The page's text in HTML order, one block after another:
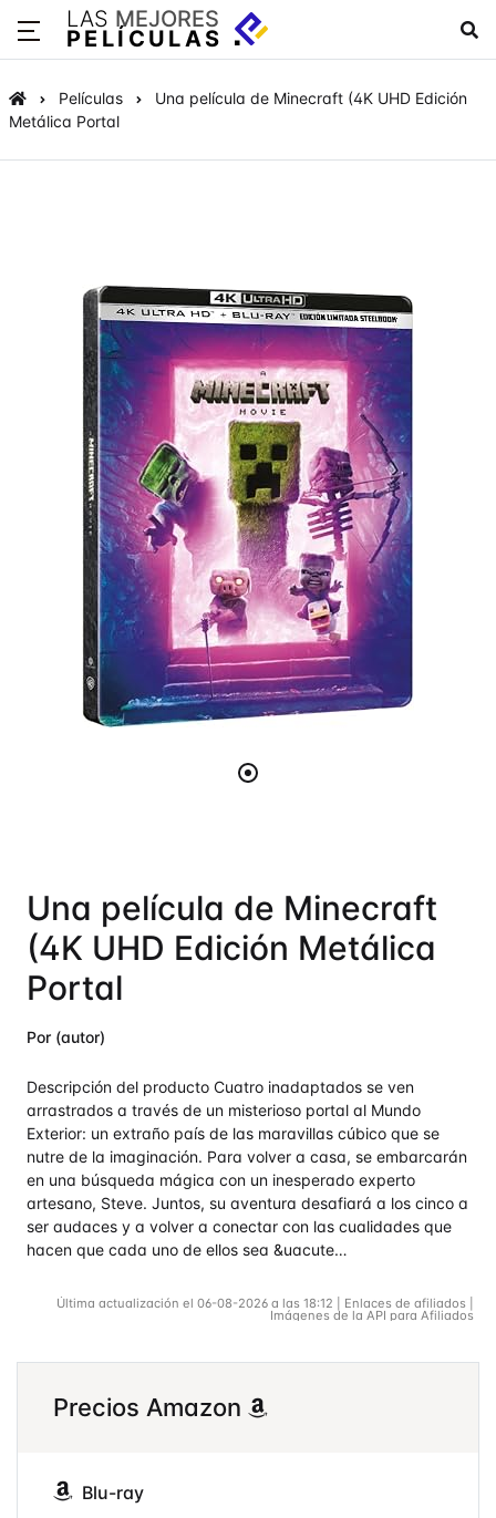
LAS MEJORES
PELÍCULAS
Películas
Una película de Minecraft (4K UHD Edición
Metálica Portal
Una película de Minecraft
(4K UHD Edición Metálica
Portal
Por (autor)
Descripción del producto Cuatro inadaptados se ven
arrastrados a través de un misterioso portal al Mundo
Exterior: un extraño país de las maravillas cúbico que se
nutre de la imaginación. Para volver a casa, se embarcarán
en una búsqueda mágica con un inesperado experto
artesano, Steve. Juntos, su aventura desafiará a los cinco a
ser audaces y a volver a conectar con las cualidades que
hacen que cada uno de ellos sea &uacute…
Última actualización el 06-08-2026 a las 18:12 | Enlaces de afiliados |
Imágenes de la API para Afiliados
Precios Amazon
Blu-ray